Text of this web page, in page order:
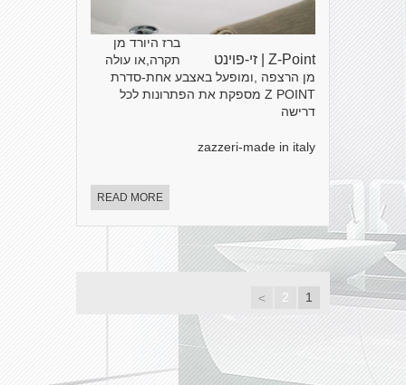
Z-Point | זי-פוינט
ברז היורד מן
תקרה,או עולה
מן הרצפה ,ומופעל באצבע אחת-סדרת
Z POINT מספקת את הפתרונות לכל
דרישה
zazzeri-made in italy
READ MORE
1
2
>